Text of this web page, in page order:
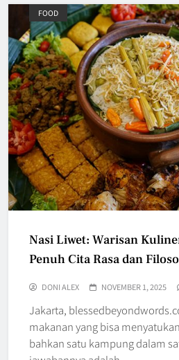
FOOD
Nasi Liwet: Warisan
Penuh Cita Rasa dan
DONI ALEX NOVEMBER 1, 2025
Jakarta,
makanan yang bisa
bahkan satu kampung dalam